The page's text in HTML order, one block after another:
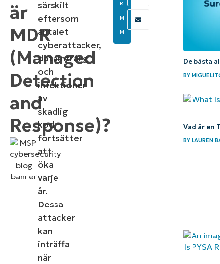
är
MDR
(Managed
Detection
and
Response)?
särskilt
eftersom
antalet
cyberattacker,
dataintrång
och
infektioner
av
skadlig
kod
fortsätter
att
öka
varje
år.
Dessa
attacker
kan
inträffa
när
R
M
M
De bästa
BY
Vad är en
BY LAUREN